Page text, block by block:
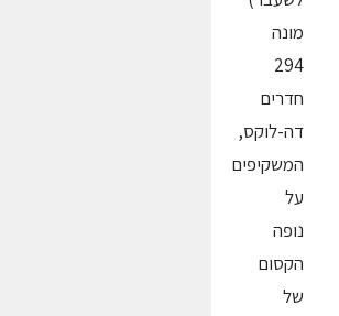
מונה
294
חדרים
דה-לוקס,
המשקיפים
על
נופה
הקסום
של